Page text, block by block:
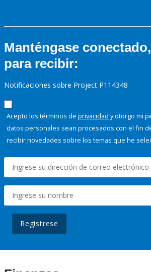
Manténgase
para recibir:
Notificaciones sobre Project P114348
Acepto los términos de privacidad y otorgo mi
datos personales sean procesados con el fin
recibir novedades sobre los temas que he
Regístrese